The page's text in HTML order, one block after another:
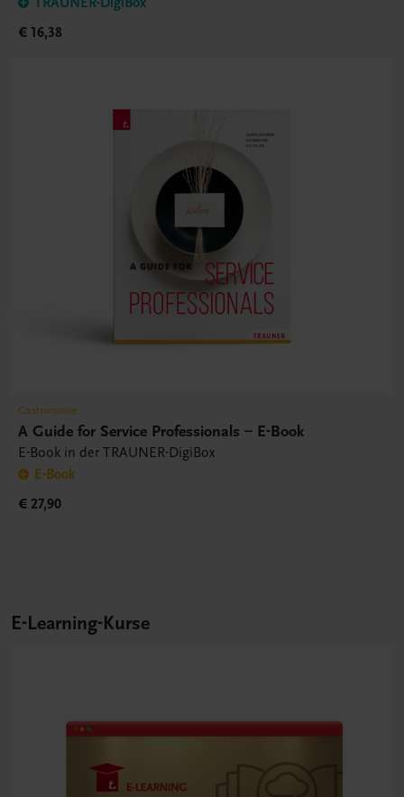
€ 16,38
Gastronomie
A Guide for Service Professionals – E-Book
E-Book in der TRAUNER-DigiBox
E-Book
€ 27,90
E-Learning-Kurse